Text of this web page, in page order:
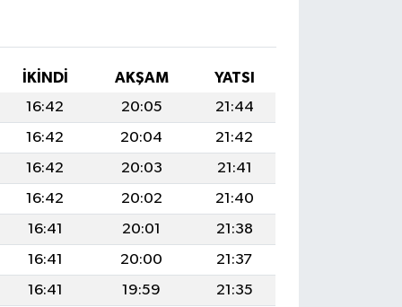
İKINDI AKŞAM
YATSI
16:42
20:05
21:44
16:42
20:04
21:42
16:42
20:03
21:41
16:42
20:02
21:40
16:41
20:01
21:38
16:41
20:00
21:37
16:41
19:59
21:35